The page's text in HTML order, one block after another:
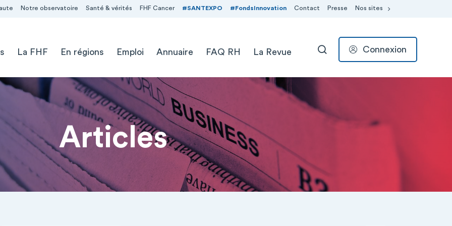
Notre observatoire Santé & vérités FHF Cancer #SANTEXPO #FondsInnovation Contact Presse Nos sites
La FHF En régions Emploi Annuaire FAQ RH La Revue RECHERCHER
Connexion
Articles